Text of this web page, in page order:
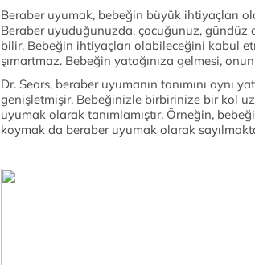
Beraber uyumak, bebeğin büyük ihtiyaçları
Beraber uyuduğunuzda, çocuğunuz,
bilir. Bebeğin ihtiyaçları olabileceğini kabul
şımartmaz. Bebeğin yatağınıza gelmesi,
Dr. Sears, beraber uyumanın tanımını aynı
genişletmişir. Bebeğinizle birbirinize bir kol
uyumak olarak tanımlamıştır. Örneğin,
koymak da beraber uyumak olarak